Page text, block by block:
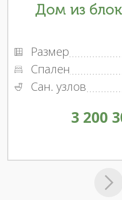
Дом из
Размер
Спален
Сан. узлов
3 200